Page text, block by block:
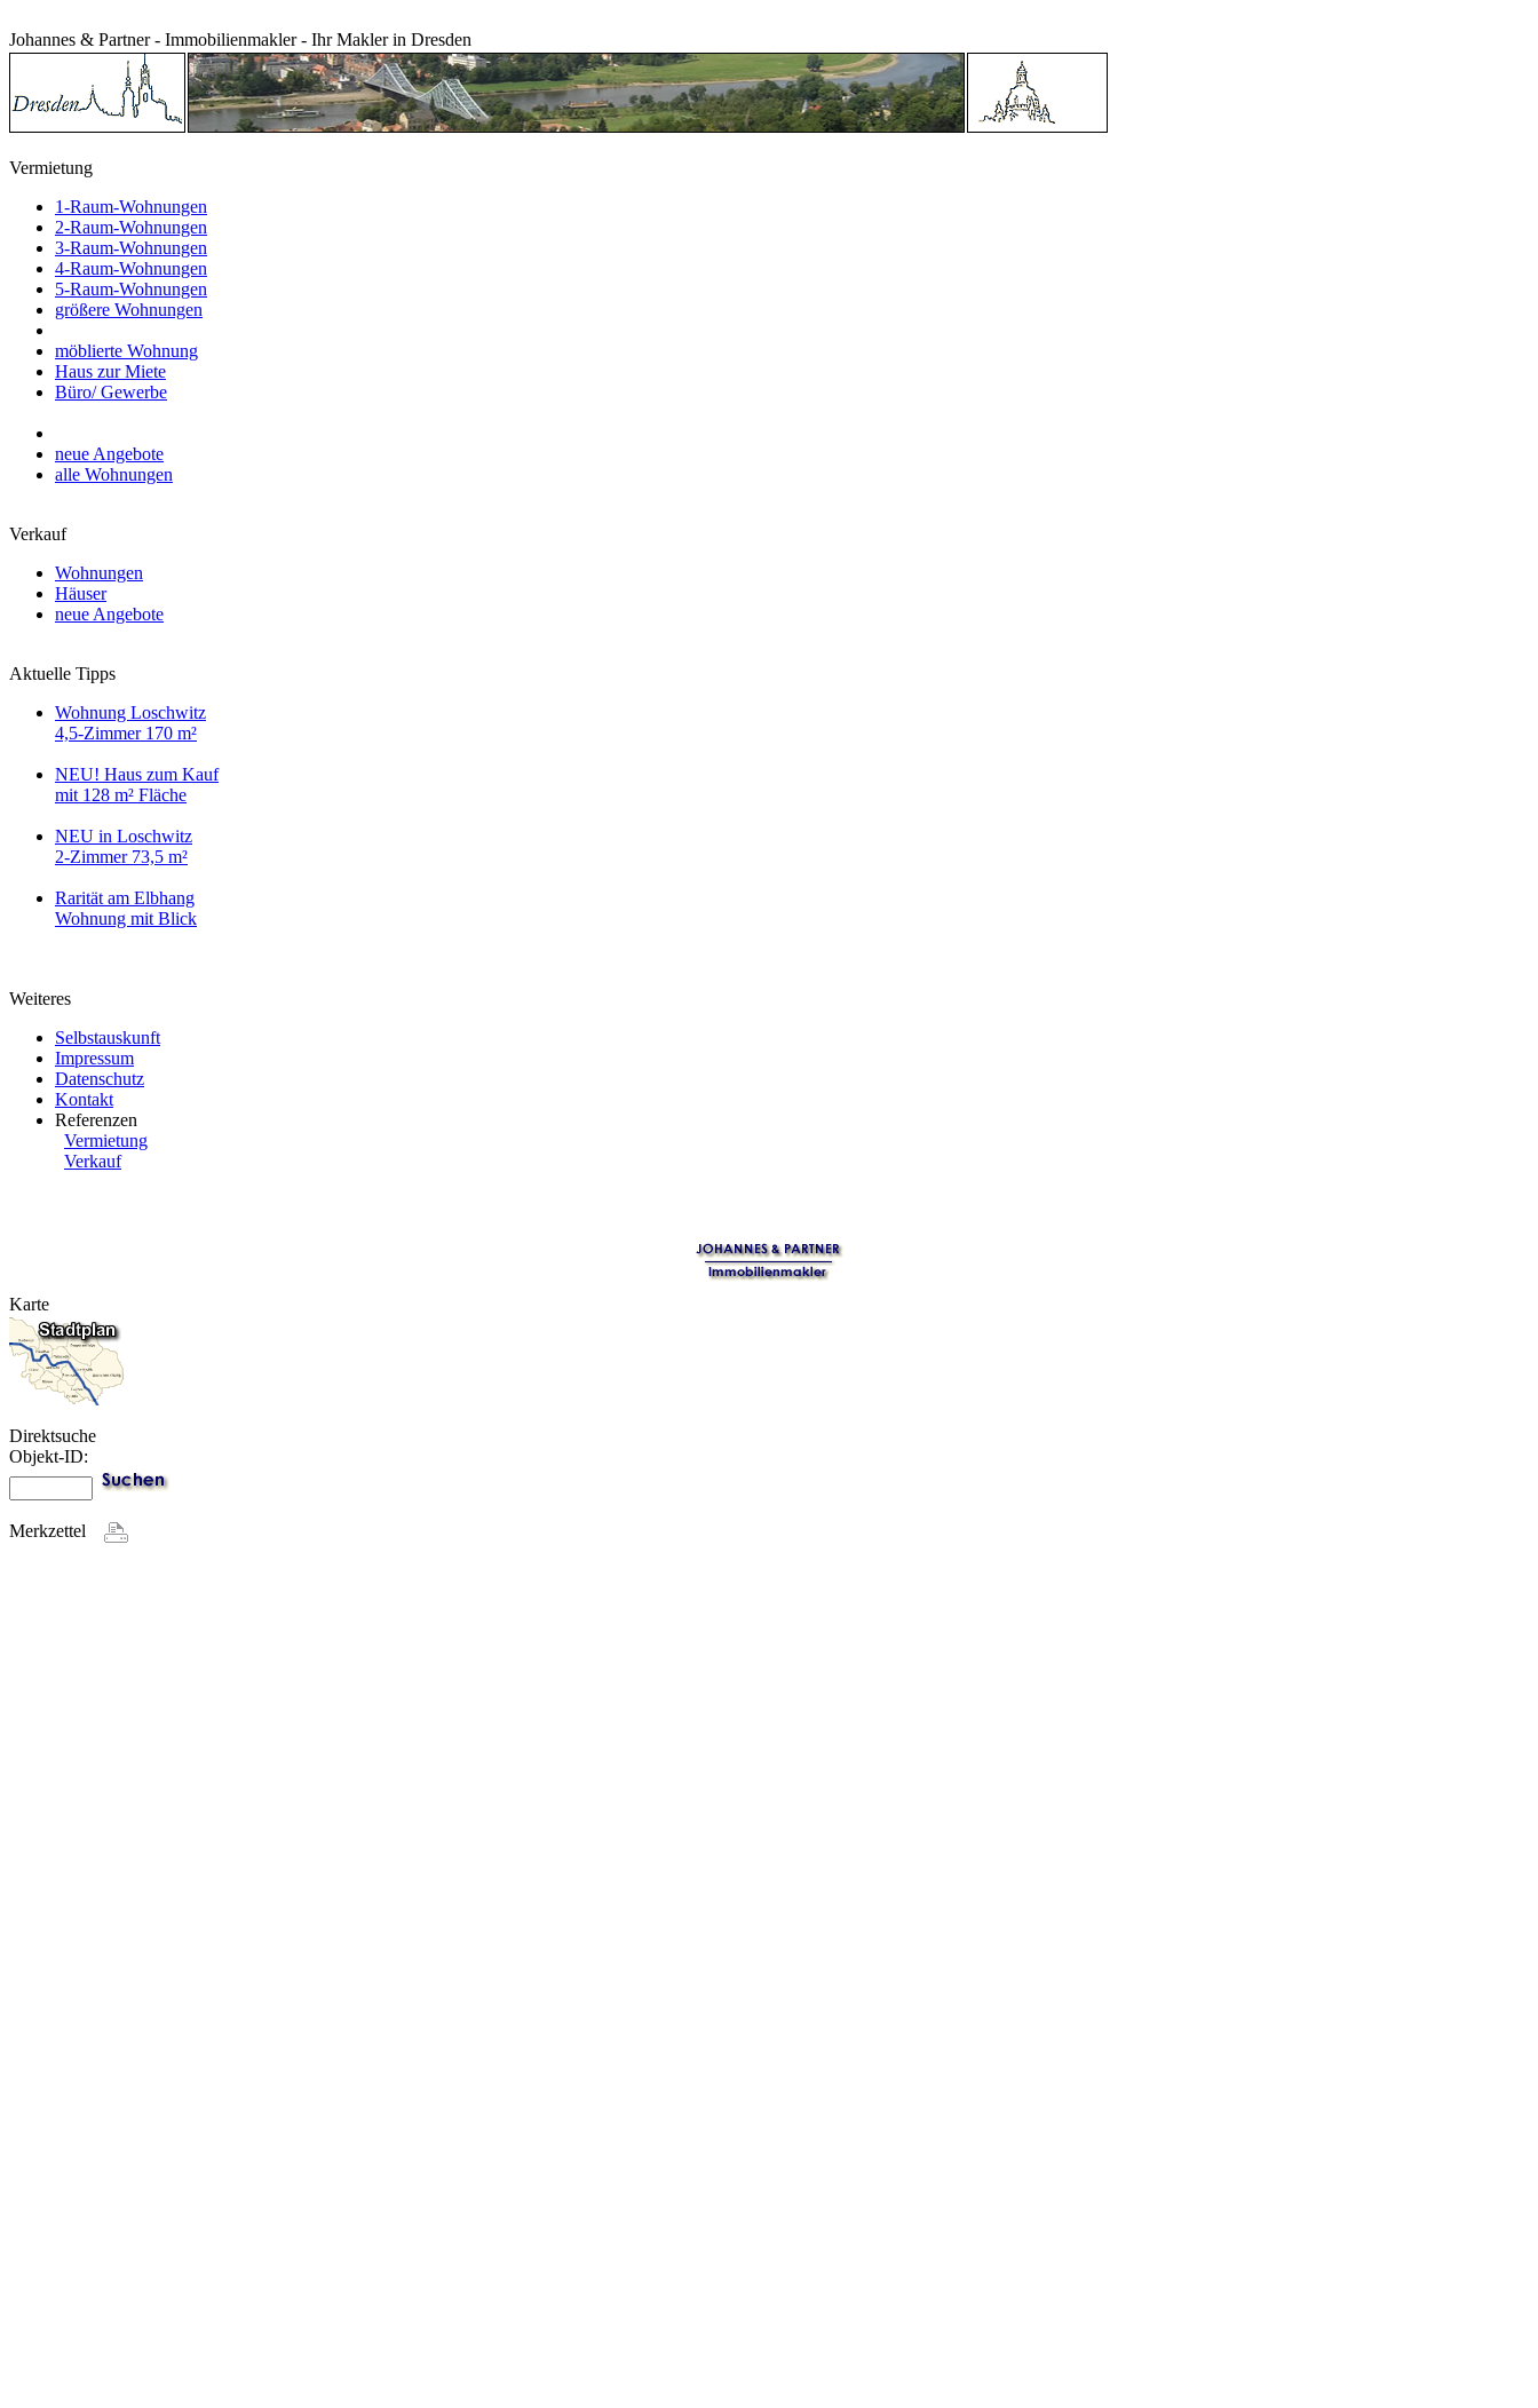
Johannes & Partner - Immobilienmakler - Ihr Makler in Dresden
Vermietung
1-Raum-Wohnungen
2-Raum-Wohnungen
3-Raum-Wohnungen
4-Raum-Wohnungen
5-Raum-Wohnungen
größere Wohnungen
möblierte Wohnung
Haus zur Miete
Büro/ Gewerbe
neue Angebote
alle Wohnungen
Verkauf
Wohnungen
Häuser
neue Angebote
Aktuelle Tipps
Wohnung Loschwitz
4,5-Zimmer 170 m²
NEU! Haus zum Kauf
mit 128 m² Fläche
NEU in Loschwitz
2-Zimmer 73,5 m²
Rarität am Elbhang
Wohnung mit Blick
Weiteres
Selbstauskunft
Impressum
Datenschutz
Kontakt
Referenzen
Vermietung
Verkauf
Karte
Direktsuche
Objekt-ID:
Merkzettel